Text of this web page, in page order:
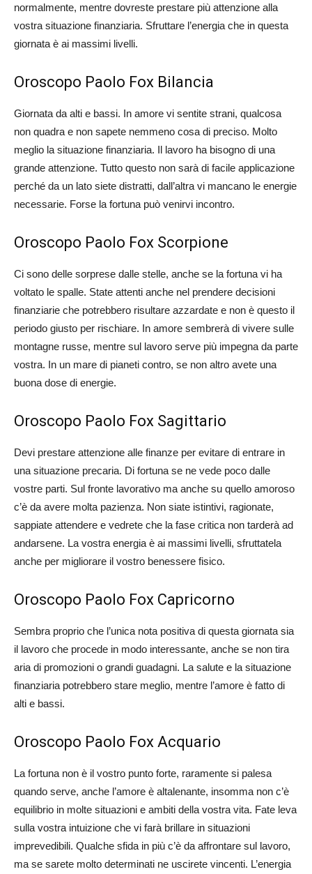
normalmente, mentre dovreste prestare più attenzione alla
vostra situazione finanziaria. Sfruttare l’energia che in questa
giornata è ai massimi livelli.
Oroscopo Paolo Fox Bilancia
Giornata da alti e bassi. In amore vi sentite strani, qualcosa
non quadra e non sapete nemmeno cosa di preciso. Molto
meglio la situazione finanziaria. Il lavoro ha bisogno di una
grande attenzione. Tutto questo non sarà di facile applicazione
perché da un lato siete distratti, dall’altra vi mancano le energie
necessarie. Forse la fortuna può venirvi incontro.
Oroscopo Paolo Fox Scorpione
Ci sono delle sorprese dalle stelle, anche se la fortuna vi ha
voltato le spalle. State attenti anche nel prendere decisioni
finanziarie che potrebbero risultare azzardate e non è questo il
periodo giusto per rischiare. In amore sembrerà di vivere sulle
montagne russe, mentre sul lavoro serve più impegna da parte
vostra. In un mare di pianeti contro, se non altro avete una
buona dose di energie.
Oroscopo Paolo Fox Sagittario
Devi prestare attenzione alle finanze per evitare di entrare in
una situazione precaria. Di fortuna se ne vede poco dalle
vostre parti. Sul fronte lavorativo ma anche su quello amoroso
c’è da avere molta pazienza. Non siate istintivi, ragionate,
sappiate attendere e vedrete che la fase critica non tarderà ad
andarsene. La vostra energia è ai massimi livelli, sfruttatela
anche per migliorare il vostro benessere fisico.
Oroscopo Paolo Fox Capricorno
Sembra proprio che l’unica nota positiva di questa giornata sia
il lavoro che procede in modo interessante, anche se non tira
aria di promozioni o grandi guadagni. La salute e la situazione
finanziaria potrebbero stare meglio, mentre l’amore è fatto di
alti e bassi.
Oroscopo Paolo Fox Acquario
La fortuna non è il vostro punto forte, raramente si palesa
quando serve, anche l’amore è altalenante, insomma non c’è
equilibrio in molte situazioni e ambiti della vostra vita. Fate leva
sulla vostra intuizione che vi farà brillare in situazioni
imprevedibili. Qualche sfida in più c’è da affrontare sul lavoro,
ma se sarete molto determinati ne uscirete vincenti. L’energia